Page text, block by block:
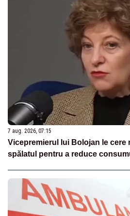
7 aug. 2026, 07:15
Vicepremierul lui Bolojan le cere
spălatul pentru a reduce